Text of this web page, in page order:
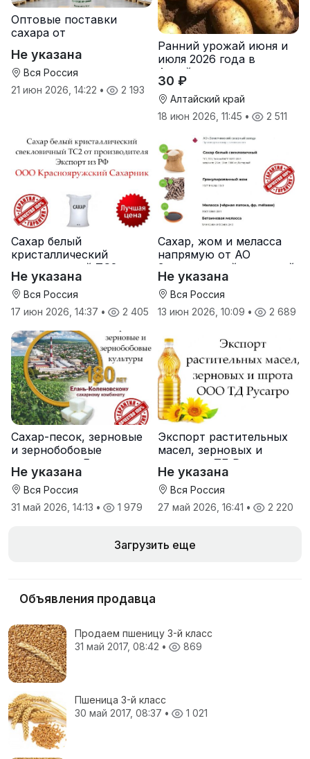
Оптовые поставки
сахара от
Хохольский сахарный
комбинат
Не указана
Вся Россия
21 июн 2026, 14:22 • 2 193
Ранний урожай июня и
июля 2026 года в
Алтайском крае
30 ₽
Алтайский край
18 июн 2026, 11:45 • 2 511
Сахар белый
кристаллический
свекловичный ТС2 от
производителя
Не указана
Вся Россия
17 июн 2026, 14:37 • 2 405
Сахар, жом и меласса
напрямую от АО
Земетчинский сахарный
завод
Не указана
Вся Россия
13 июн 2026, 10:09 • 2 689
Сахар-песок, зерновые
и зернобобовые
культуры от Елань-
Коленовский СЗ
Не указана
Вся Россия
31 май 2026, 14:13 • 1 979
Экспорт растительных
масел, зерновых и
шрота от ТД Русагро
Не указана
Вся Россия
27 май 2026, 16:41 • 2 220
Загрузить еще
Объявления продавца
Продаем пшеницу 3-й класс
31 май 2017, 08:42 • 869
Пшеница 3-й класс
30 май 2017, 08:37 • 1 021